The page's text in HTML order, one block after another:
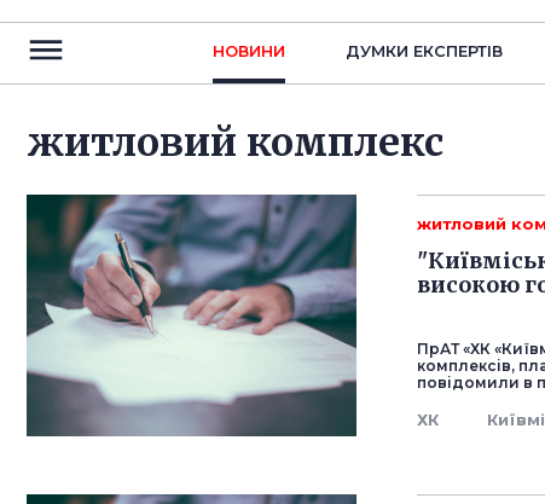
НОВИНИ ДУМКИ ЕКСПЕРТIВ
житловий комплекс
житловий
високою
ПрАТ «ХК
комплексів,
повідомили в
ХК